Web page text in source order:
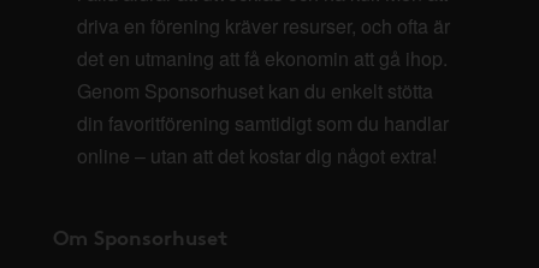
driva en förening kräver resurser, och ofta är
det en utmaning att få ekonomin att gå ihop.
Genom Sponsorhuset kan du enkelt stötta
din favoritförening samtidigt som du handlar
online – utan att det kostar dig något extra!
Om Sponsorhuset